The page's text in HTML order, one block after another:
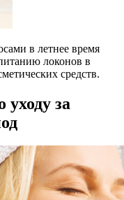
в летнее время
локонов в
средств.
за